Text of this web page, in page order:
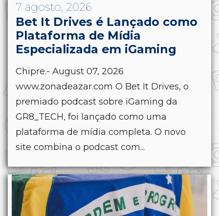
7 agosto, 2026
Bet It Drives é Lançado como
Plataforma de Mídia
Especializada em iGaming
Chipre.- August 07, 2026
www.zonadeazar.com O Bet It Drives, o
premiado podcast sobre iGaming da
GR8_TECH, foi lançado como uma
plataforma de mídia completa. O novo
site combina o podcast com...